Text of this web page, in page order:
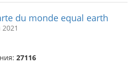
du monde equal earth
27116